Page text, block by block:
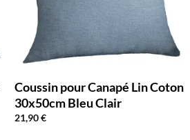
Coussin pour Canapé Lin Coton
30x50cm Bleu Clair
21,90€